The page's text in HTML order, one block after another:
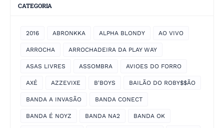
CATEGORIA
2016 ABRONKKA ALPHA BLONDY AO VIVO
ARROCHA ARROCHADEIRA DA PLAY WAY
ASAS LIVRES ASSOMBRA AVIOES DO FORRO
AXÉ AZZEVIXE B'BOYS BAILÃO DO ROBY$$ÃO
BANDA A INVASÃO BANDA CONECT
BANDA É NOYZ BANDA NA2 BANDA OK